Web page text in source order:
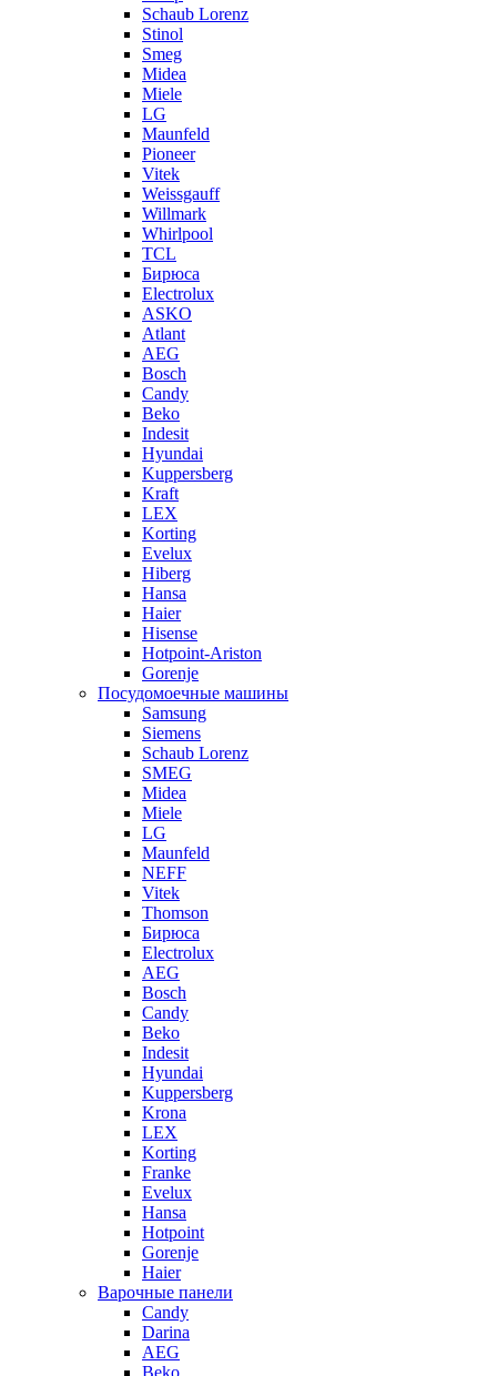
Schaub Lorenz
Stinol
Smeg
Midea
Miele
LG
Maunfeld
Pioneer
Vitek
Weissgauff
Willmark
Whirlpool
TCL
Бирюса
Electrolux
ASKO
Atlant
AEG
Bosch
Candy
Beko
Indesit
Hyundai
Kuppersberg
Kraft
LEX
Korting
Evelux
Hiberg
Hansa
Haier
Hisense
Hotpoint-Ariston
Gorenje
Посудомоечные машины
Samsung
Siemens
Schaub Lorenz
SMEG
Midea
Miele
LG
Maunfeld
NEFF
Vitek
Thomson
Бирюса
Electrolux
AEG
Bosch
Candy
Beko
Indesit
Hyundai
Kuppersberg
Krona
LEX
Korting
Franke
Evelux
Hansa
Hotpoint
Gorenje
Haier
Варочные панели
Candy
Darina
AEG